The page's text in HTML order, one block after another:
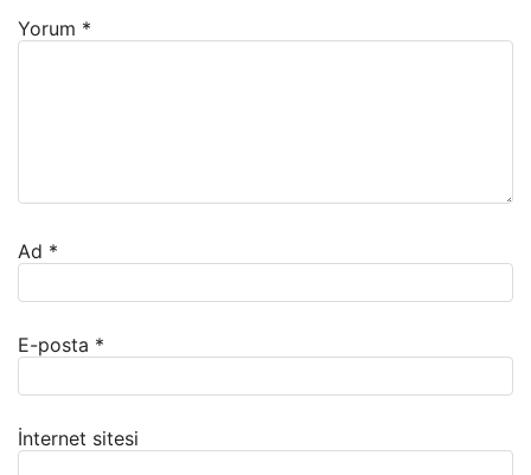
Yorum *
Ad *
E-posta *
İnternet sitesi